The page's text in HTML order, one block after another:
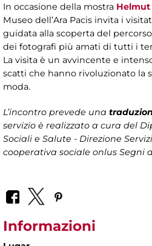
In occasione della mostra Helmut
Museo dell’Ara Pacis invita i
guidata alla scoperta del
dei fotografi più amati di tutti i
La visita è un avvincente e
scatti che hanno rivoluzionato la
moda.
L’incontro prevede una
servizio è realizzato a cura del
Sociali e Salute - Direzione
cooperativa sociale onlus Segni
Informazioni